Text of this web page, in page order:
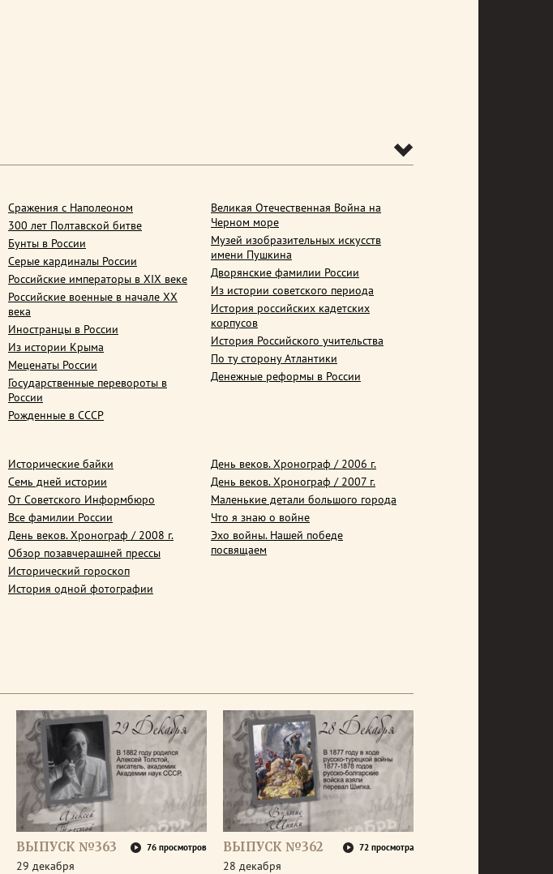
Сражения с Наполеоном
300 лет Полтавской битве
Бунты в России
Серые кардиналы России
Российские императоры в XIX веке
Российские военные в начале ХХ
века
Иностранцы в России
Из истории Крыма
Меценаты России
Государственные перевороты в
России
Рожденные в СССР
Великая Отечественная Война на
Черном море
Музей изобразительных искусств
имени Пушкина
Дворянские фамилии России
Из истории советского периода
История российских кадетских
корпусов
История Российского учительства
По ту сторону Атлантики
Денежные реформы в России
Исторические байки
Семь дней истории
От Советского Информбюро
Все фамилии России
День веков. Хронограф / 2008 г.
Обзор позавчерашней прессы
Исторический гороскоп
История одной фотографии
День веков. Хронограф / 2006 г.
День веков. Хронограф / 2007 г.
Маленькие детали большого города
Что я знаю о войне
Эхо войны. Нашей победе
посвящаем
ВЫПУСК №363 76 просмотров
29 декабря
ВЫПУСК №362 72 просмотра
28 декабря